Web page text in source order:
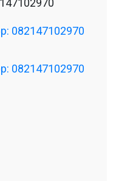
082147102970
082147102970